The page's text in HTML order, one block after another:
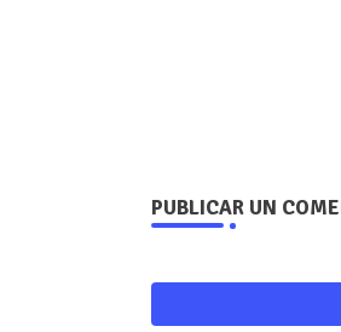
PUBLICAR UN